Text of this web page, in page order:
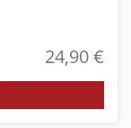
24,90 €